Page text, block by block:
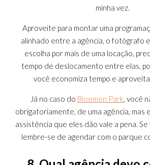
minha vez.
Aproveite para montar uma
alinhado entre a agência, o fotógrafo
escolha por mais de uma locação,
tempo de deslocamento entre elas,
você economiza tempo e
Já no caso do Bloemen Park, você
obrigatoriamente, de uma agência, mas
assistência que eles dão vale a pena.
lembre-se de agendar com o parque